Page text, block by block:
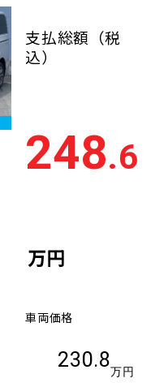
500
新しい順
ない順
きい順
支払総額 （税
込）
248.6
万円
車両価格
230.8
万円